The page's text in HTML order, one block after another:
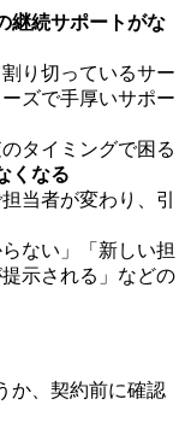
継続サポートがな
り切っているサー
ズで手厚いサポー
タイミングで困る
くなる
当者が変わり、引
ない」「新しい担
示される」などの
か、契約前に確認